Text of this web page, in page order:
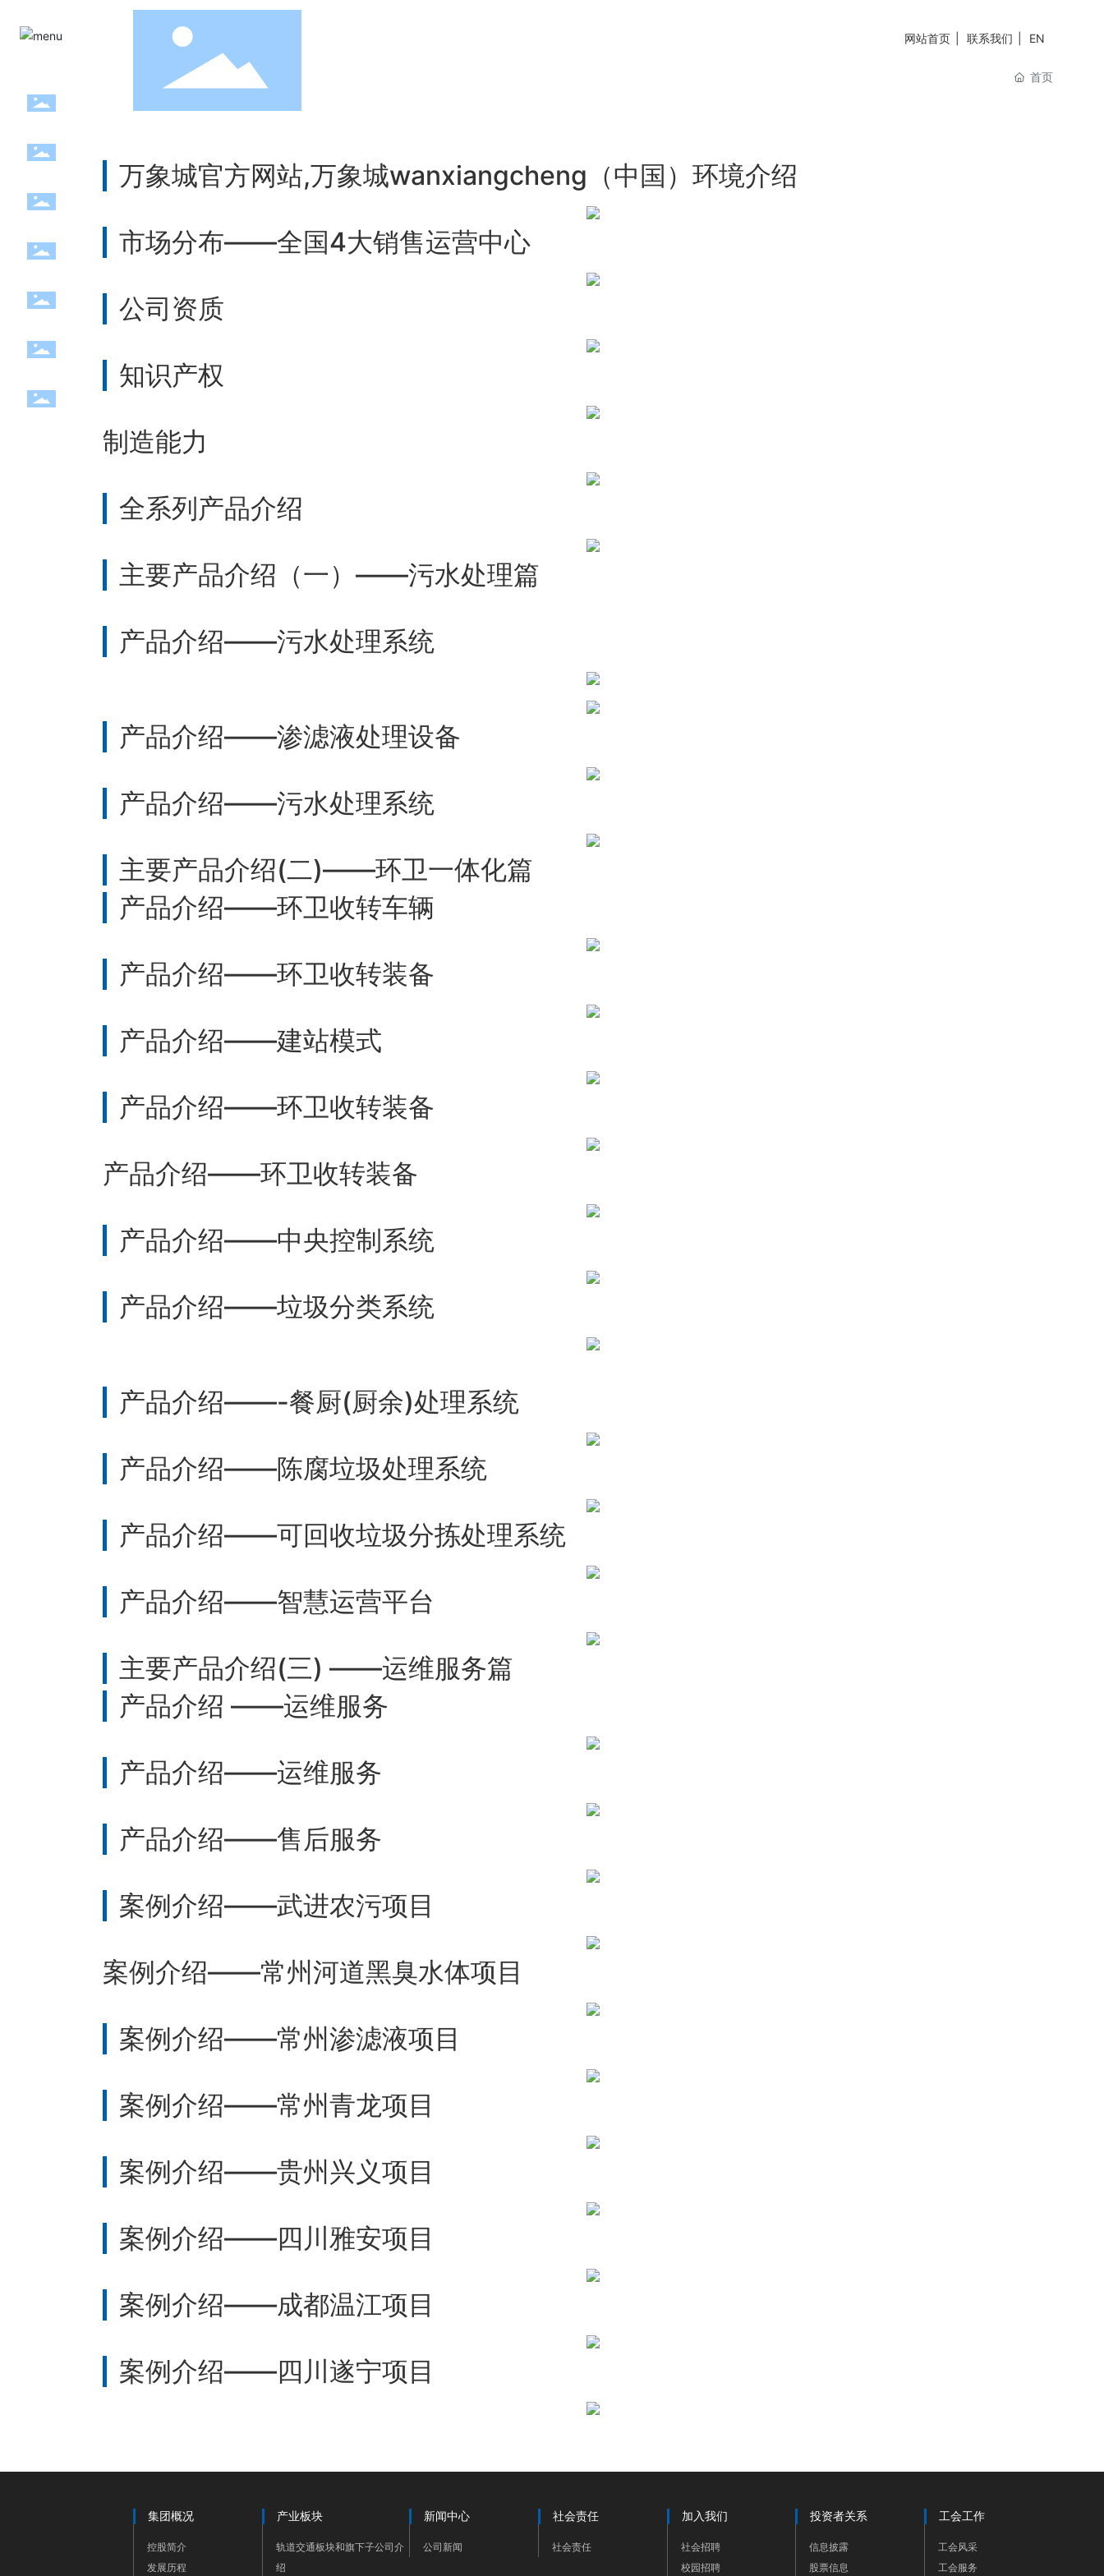
网站首页 联系我们 EN
首页
万象城官方网站,万象城wanxiangcheng（中国）环境介绍
市场分布——全国4大销售运营中心
公司资质
知识产权
制造能力
全系列产品介绍
主要产品介绍（一）——污水处理篇
产品介绍——污水处理系统
产品介绍——渗滤液处理设备
产品介绍——污水处理系统
主要产品介绍(二)——环卫一体化篇
产品介绍——环卫收转车辆
产品介绍——环卫收转装备
产品介绍——建站模式
产品介绍——环卫收转装备
产品介绍——环卫收转装备
产品介绍——中央控制系统
产品介绍——垃圾分类系统
产品介绍——-餐厨(厨余)处理系统
产品介绍——陈腐垃圾处理系统
产品介绍——可回收垃圾分拣处理系统
产品介绍——智慧运营平台
主要产品介绍(三) ——运维服务篇
产品介绍 ——运维服务
产品介绍——运维服务
产品介绍——售后服务
案例介绍——武进农污项目
案例介绍——常州河道黑臭水体项目
案例介绍——常州渗滤液项目
案例介绍——常州青龙项目
案例介绍——贵州兴义项目
案例介绍——四川雅安项目
案例介绍——成都温江项目
案例介绍——四川遂宁项目
集团概况
控股简介
发展历程
产业板块
轨道交通板块和旗下子公司介
绍
新闻中心
公司新闻
社会责任
社会责任
加入我们
社会招聘
校园招聘
投资者关系
信息披露
股票信息
工会工作
工会风采
工会服务